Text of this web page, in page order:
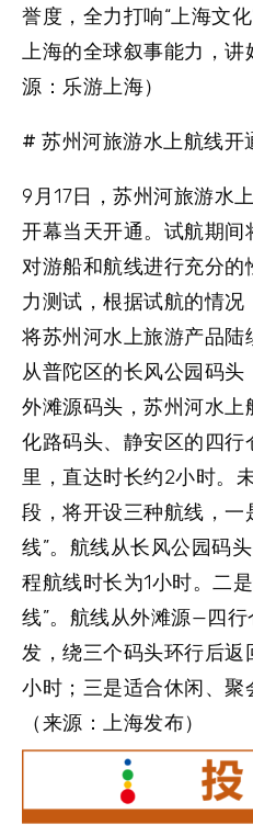
誉度，全力打响“上海文
上海的全球叙事能力，
源：乐游上海）
# 苏州河旅游水上航线开
9月17日，苏州河旅游水
开幕当天开通。试航期间
对游船和航线进行充分
力测试，根据试航的情
将苏州河水上旅游产品陆
从普陀区的长风公园码
外滩源码头，苏州河水上
化路码头、静安区的四行
里，直达时长约2小时。
段，将开设三种航线，一
线”。航线从长风公园码
程航线时长为1小时。二
线”。航线从外滩源—四
发，绕三个码头环行后返
小时；三是适合休闲、聚
（来源：上海发布）